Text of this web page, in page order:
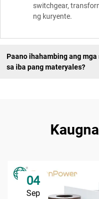
switchgear,
ng kuryente.
Paano ihahambing ang
sa iba pang materyales?
04
Sep